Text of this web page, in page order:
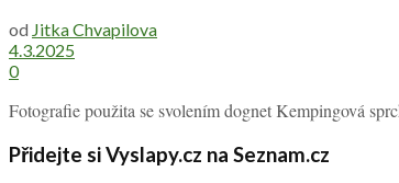
od Jitka Chvapilova
4.3.2025
0
Fotografie použita se svolením dognet Kempingová
Přidejte si Vyslapy.cz na Seznam.cz